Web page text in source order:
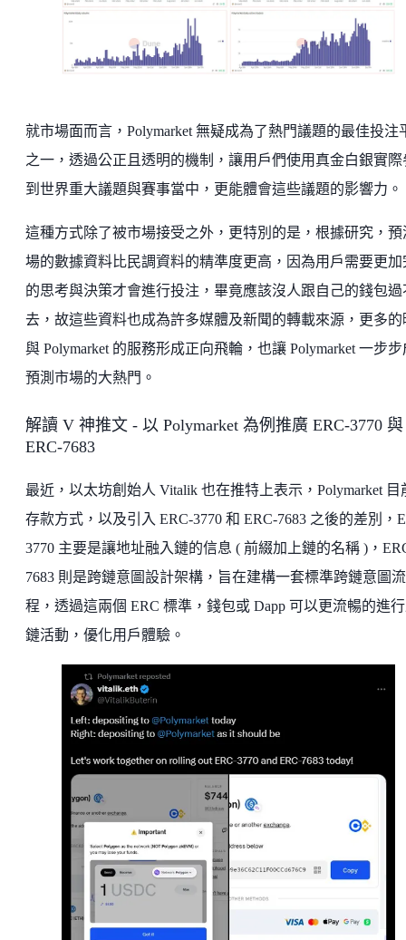
就市場面而言，Polymarket 無疑成為了熱門議題的最佳投注
之一，透過公正且透明的機制，讓用戶們使用真金白銀實際
到世界重大議題與賽事當中，更能體會這些議題的影響力。
這種方式除了被市場接受之外，更特別的是，根據研究，預
場的數據資料比民調資料的精準度更高，因為用戶需要更加
的思考與決策才會進行投注，畢竟應該沒人跟自己的錢包過
去，故這些資料也成為許多媒體及新聞的轉載來源，更多的
與 Polymarket 的服務形成正向飛輪，也讓 Polymarket 一步
預測市場的大熱門。
解讀 V 神推文 - 以 Polymarket 為例推廣 ERC-3770 與
ERC-7683
最近，以太坊創始人 Vitalik 也在推特上表示，Polymarket 目
存款方式，以及引入 ERC-3770 和 ERC-7683 之後的差別，
3770 主要是讓地址融入鏈的信息 ( 前綴加上鏈的名稱 )，
7683 則是跨鏈意圖設計架構，旨在建構一套標準跨鏈意圖流
程，透過這兩個 ERC 標準，錢包或 Dapp 可以更流暢的進
鏈活動，優化用戶體驗。